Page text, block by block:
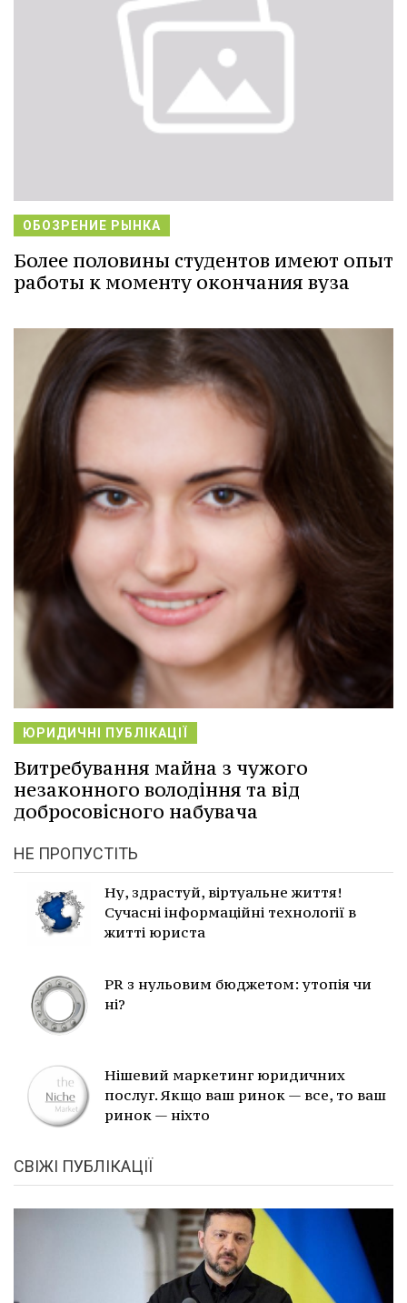
ОБОЗРЕНИЕ РЫНКА
Более половины студентов имеют опыт
работы к моменту окончания вуза
ЮРИДИЧНІ ПУБЛІКАЦІЇ
Витребування майна з чужого
незаконного володіння та від
добросовісного набувача
НЕ ПРОПУСТІТЬ
Ну, здрастуй, віртуальне життя!
Сучасні інформаційні технології в
житті юриста
PR з нульовим бюджетом: утопія чи
ні?
Нішевий маркетинг юридичних
послуг. Якщо ваш ринок — все, то ваш
ринок — ніхто
СВІЖІ ПУБЛІКАЦІЇ